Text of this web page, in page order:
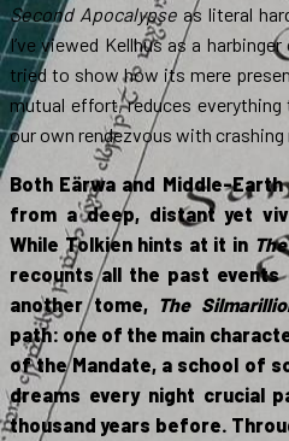
Second Apocalypse as literal
I’ve viewed Kellhus as a
tried to show how its mere
mutual effort, reduces
our own rendezvous with crashing
Both Eärwa and Middle-
from a deep, distant yet
While Tolkien hints at it in
recounts all the past
another tome, The
path: one of the main
of the Mandate, a school of
dreams every night crucial
thousand years before.